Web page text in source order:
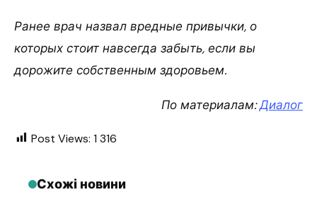
Ранее врач назвал вредные привычки, о
которых стоит навсегда забыть, если вы
дорожите собственным здоровьем.
По материалам:Диалог
Post Views: 1 316
Схожі новини